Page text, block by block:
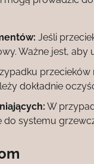
Jeśli
Ważne jest,
przecieków
dokładnie
W
systemu